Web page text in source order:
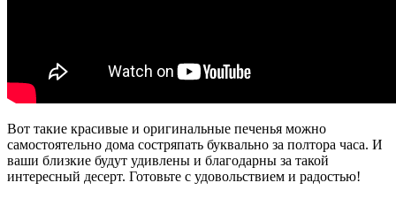
Вот такие красивые и оригинальные печенья можно
самостоятельно дома состряпать буквально за полтора часа. И
ваши близкие будут удивлены и благодарны за такой
интересный десерт. Готовьте с удовольствием и радостью!